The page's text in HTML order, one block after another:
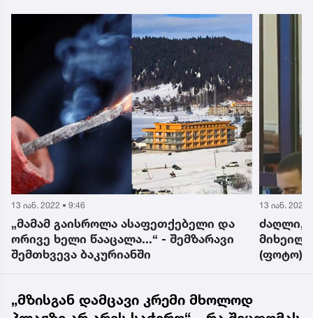
13 იან. 2022 • 9:46
„მამამ გაისროლა ასაფეთქებელი და
ორივე ხელი წააცალა...“ - შემზარავი
შემთხვევა ბაკურიანში
13 იან. 2022
ძაღლი,
მიხეილ
(ფოტო)
„მზისგან დამცავი კრემი მხოლოდ